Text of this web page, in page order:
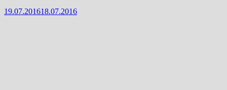
19.07.201618.07.2016